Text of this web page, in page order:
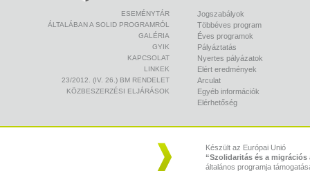
ESEMÉNYTÁR
ÁLTALÁBAN A SOLID PROGRAMRÓL
GALÉRIA
GYIK
KAPCSOLAT
LINKEK
23/2012. (IV. 26.) BM RENDELET
KÖZBESZERZÉSI ELJÁRÁSOK
Jogszabályok
Többéves program
Éves programok
Pályáztatás
Nyertes pályázatok
Elért eredmények
Arculat
Egyéb információk
Elérhetőség
Készült az Európai Unió
“Szolidaritás és a migrációs
általános programja